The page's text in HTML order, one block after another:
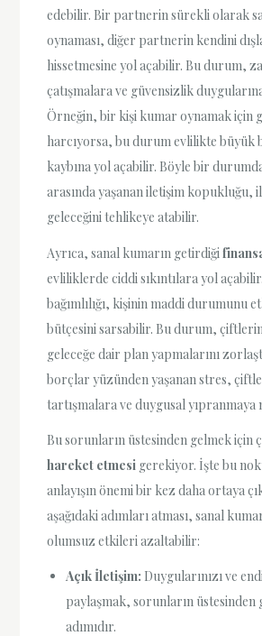
edebilir. Bir partnerin sürekli olarak
oynaması, diğer partnerin kendini
hissetmesine yol açabilir. Bu durum,
çatışmalara ve güvensizlik
Örneğin, bir kişi kumar oynamak için
harcıyorsa, bu durum evlilikte büyük
kaybına yol açabilir. Böyle bir
arasında yaşanan iletişim kopukluğu,
geleceğini tehlikeye atabilir.
Ayrıca, sanal kumarın getirdiği
evliliklerde ciddi sıkıntılara yol
bağımlılığı, kişinin maddi durumunu
bütçesini sarsabilir. Bu durum,
geleceğe dair plan yapmalarını
borçlar yüzünden yaşanan stres,
tartışmalara ve duygusal yıpranmaya
Bu sorunların üstesinden gelmek
hareket etmesi gerekiyor. İşte bu
anlayışın önemi bir kez daha ortaya
aşağıdaki adımları atması, sanal
olumsuz etkileri azaltabilir:
Açık İletişim: Duygularınızı ve
paylaşmak, sorunların üstesinden
adımıdır.